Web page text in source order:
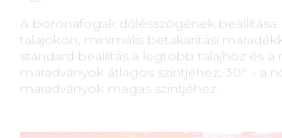
A boronafogak dőlésszögének beállítása:
talajokon, minimális betakarítási
standard beállítás a legtöbb talajhoz és a
maradványok átlagos szintjéhez; 30° - a
maradványok magas szintjéhez.